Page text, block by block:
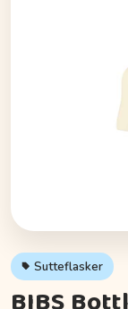
Sutteflasker